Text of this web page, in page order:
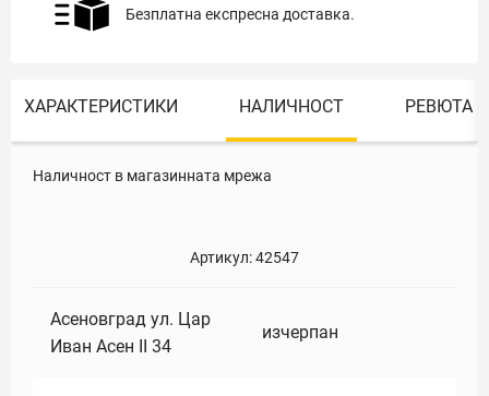
Безплатна експресна доставка.
ХАРАКТЕРИСТИКИ НАЛИЧНОСТ РЕВЮТА
Наличност в магазинната мрежа
Артикул:42547
Асеновград ул. Цар
Иван Асен II 34
изчерпан